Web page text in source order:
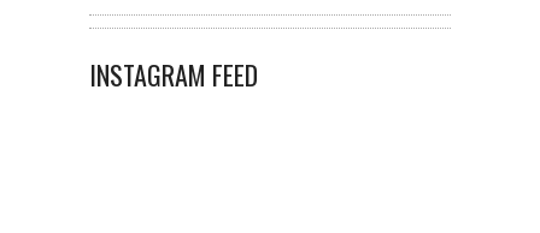
INSTAGRAM FEED